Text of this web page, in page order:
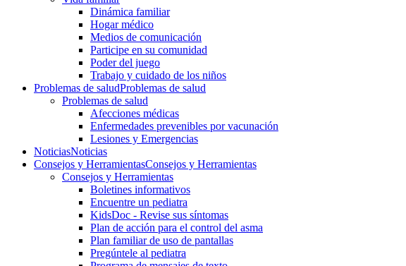
Dinámica familiar
Hogar médico
Medios de comunicación
Participe en su comunidad
Poder del juego
Trabajo y cuidado de los niños
Problemas de saludProblemas de salud
Problemas de salud
Afecciones médicas
Enfermedades prevenibles por vacunación
Lesiones y Emergencias
NoticiasNoticias
Consejos y HerramientasConsejos y Herramientas
Consejos y Herramientas
Boletines informativos
Encuentre un pediatra
KidsDoc - Revise sus síntomas
Plan de acción para el control del asma
Plan familiar de uso de pantallas
Pregúntele al pediatra